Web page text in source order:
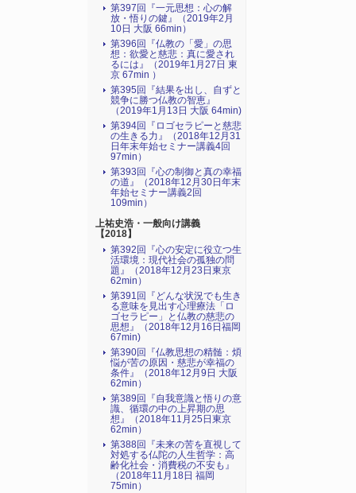
第397回『一元思想：心の解
放・悟りの鍵』（2019年2月
10日 大阪 66min）
第396回『仏教の「愛」の思
想：欲愛と慈悲：真に愛され
るには』（2019年1月27日 東
京 67min ）
第395回『結果を出し、自ずと
競争に勝つ仏教の智恵』
（2019年1月13日 大阪 64min)
第394回『ロゴセラピーと慈悲
の生きる力』（2018年12月31
日年末年始セミナー講義4回
97min）
第393回『心の制御と真の幸福
の道』（2018年12月30日年末
年始セミナー講義2回
109min）
上祐史浩・一般向け講義
【2018】
第392回『心の安定に役立つ生
活環境：現代社会の孤独の問
題』（2018年12月23日東京
62min）
第391回『どんな状況でも生き
る意味を見出す心理療法「ロ
ゴセラピー」と仏教の慈悲の
思想』（2018年12月16日福岡
67min)
第390回『仏教思想の精髄：煩
悩が苦の原因・慈悲が幸福の
条件』（2018年12月9日 大阪
62min）
第389回『自我意識と悟りの意
識、循環の中の上昇期の思
想』（2018年11月25日東京
62min）
第388回『未来の苦を直視して
対処する仏陀の人生哲学：高
齢化社会・消費税の不安も』
（2018年11月18日 福岡
75min）